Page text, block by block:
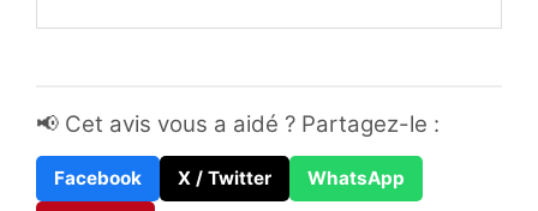
📢 Cet avis vous a aidé ? Partagez-le :
Facebook X / Twitter
WhatsApp